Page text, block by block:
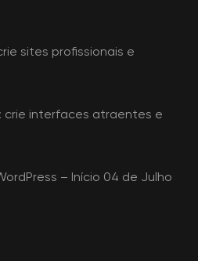
sites profissionais e
crie interfaces atraentes e
– Início 04 de Julho